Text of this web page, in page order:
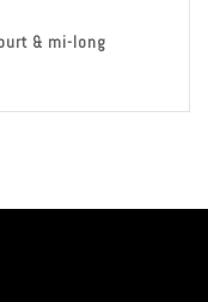
& mi-long